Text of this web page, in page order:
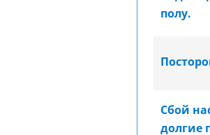
полу.
Сбой
долгие